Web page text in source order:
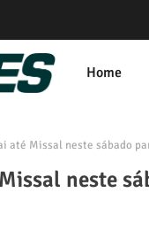
Home
até Missal neste sábado
neste